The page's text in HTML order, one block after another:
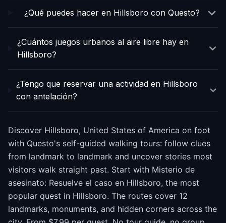
¿Qué puedes hacer en Hillsboro con Questo?
¿Cuántos juegos urbanos al aire libre hay en
Hillsboro?
¿Tengo que reservar una actividad en Hillsboro
con antelación?
Discover Hillsboro, United States of America on foot
with Questo's self-guided walking tours: follow clues
from landmark to landmark and uncover stories most
visitors walk straight past. Start with Misterio de
asesinato: Resuelve el caso en Hillsboro, the most
popular quest in Hillsboro. The routes cover 12
landmarks, monuments, and hidden corners across the